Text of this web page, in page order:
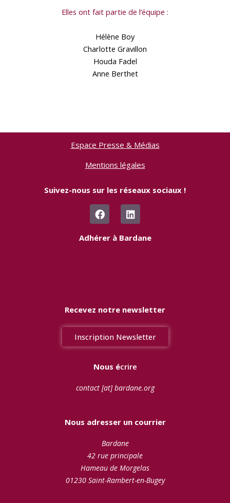
Elles ont fait partie de l’équipe :
Hélène Boy
Charlotte Gravillon
Houda Fadel
Anne Berthet
Espace Presse & Médias
Mentions légales
Suivez-nous sur les réseaux sociaux !
F
a
c
e
L
i
n
k
Adhérer à Bardane
Recevez notre newsletter
Inscription Newsletter
Nous écrire
contact [at] bardane.org
Nous adresser un courrier
Bardane
42 rue principale
Hameau de Morgelas
01230 Saint-Rambert-en-Bugey